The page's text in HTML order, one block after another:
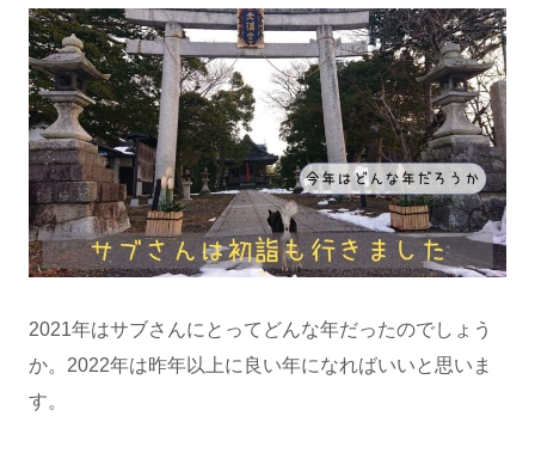
2021年はサブさんにとってどんな年だったのでしょう
か。2022年は昨年以上に良い年になればいいと思いま
す。